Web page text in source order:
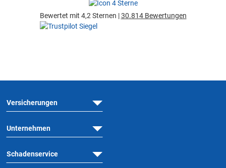
Bewertet mit 4,2 Sternen |30.814 Bewertungen
Versicherungen
Unternehmen
Schadenservice